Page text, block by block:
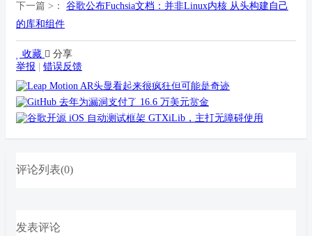
下一篇 >：
谷歌公布Fuchsia文档：并非Linux内核 从头构建自己
的库和组件
收藏
分享
举报
错误反馈
Leap Motion AR头显看起来很疯狂但可能是奇迹
GitHub 去年为漏洞支付了 16.6 万美元赏金
谷歌开源 iOS 自动测试框架 GTXiLib，主打无障碍使用
评论列表(0)
发表评论